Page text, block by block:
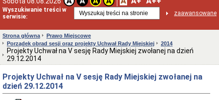
Wyszukiwanie treści w
serwisie:
zaawansowane
Miasta
Prezydent
zastępcy
Rada
Miejska
2024-
Prezydium
Rady
Miejskiej
Strona główna
Prawo Miejscowe
Porządek obrad sesji oraz projekty Uchwał Rady Miejskiej
2014
Projekty Uchwał na V sesję Rady Miejskiej zwołanej na dzień
29.12.2014
Projekty Uchwał na V sesję Rady Miejskiej zwołanej na
dzień 29.12.2014